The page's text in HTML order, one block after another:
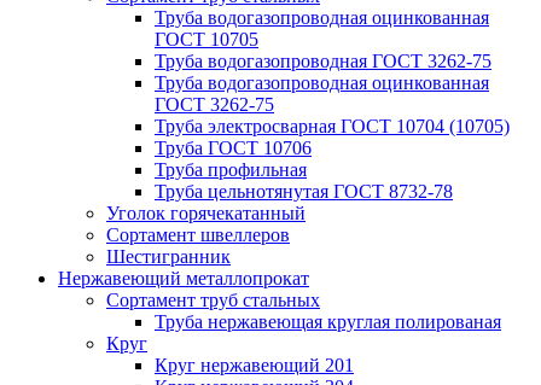
Труба водогазопроводная оцинкованная
ГОСТ 10705
Труба водогазопроводная ГОСТ 3262-75
Труба водогазопроводная оцинкованная
ГОСТ 3262-75
Труба электросварная ГОСТ 10704 (10705)
Труба ГОСТ 10706
Труба профильная
Труба цельнотянутая ГОСТ 8732-78
Уголок горячекатанный
Сортамент швеллеров
Шестигранник
Нержавеющий металлопрокат
Сортамент труб стальных
Труба нержавеющая круглая полированая
Круг
Круг нержавеющий 201